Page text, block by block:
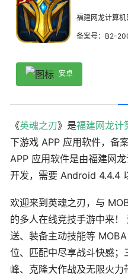
福建网龙计算
备案号：B2-
安卓
《英魂之刃》是福建网龙计
下游戏 APP 应用软件，备案
APP 应用软件是由福建网
开发，需要 Android 4.4.4
欢迎来到英魂之刃，与
的多人在线竞技手游中来
送、装备主动技能等
位、匹配中尽享战斗快感
峰、克隆大作战及无限火